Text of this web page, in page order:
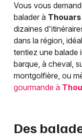
Vous vous
balader à Thouars
dizaines
dans la région,
tentiez une balade
barque, à cheval,
montgolfière, ou
gourmande à
Des